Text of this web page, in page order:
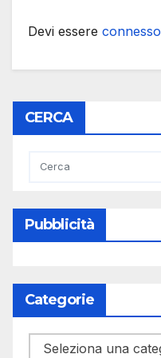
Devi essere connesso
CERCA
Pubblicità
Categorie
Categorie